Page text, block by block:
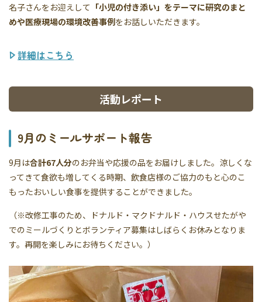
名子さんをお迎えして 「小児の付き添い」をテーマに研究のまと
めや医療現場の環境改善事例をお話しいただきます。
詳細はこちら
活動レポート
9月のミールサポート報告
9月は合計67人分のお弁当や応援の品をお届けしました。涼しくな
ってきて食欲も増してくる時期、飲食店様のご協力のもと心のこ
もったおいしい食事を提供することができました。
（※改修工事のため、ドナルド・マクドナルド・ハウスせたがや
でのミールづくりとボランティア募集はしばらくお休みとなりま
す。再開を楽しみにお待ちください。）